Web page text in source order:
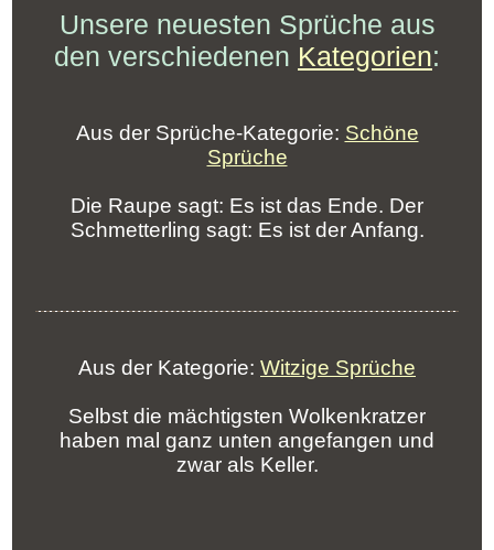
Unsere neuesten Sprüche aus
den verschiedenen Kategorien:
Aus der Sprüche-Kategorie: Schöne
Sprüche
Die Raupe sagt: Es ist das Ende. Der
Schmetterling sagt: Es ist der Anfang.
Aus der Kategorie: Witzige Sprüche
Selbst die mächtigsten Wolkenkratzer
haben mal ganz unten angefangen und
zwar als Keller.